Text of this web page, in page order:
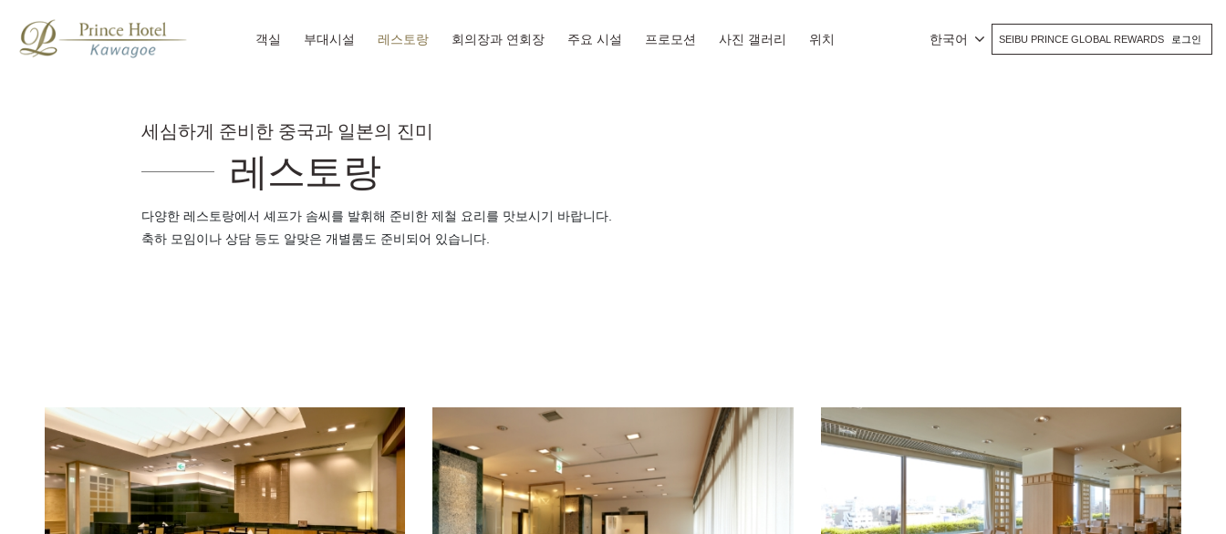
객실 부대시설 레스토랑 회의장과 연회장 주요 시설 프로모션 사진 갤러리 위치 한국어 SEIBU PRINCE GLOBAL REWARDS 로그인
세심하게 준비한 중국과 일본의 진미
레스토랑
다양한 레스토랑에서 셰프가 솜씨를 발휘해 준비한 제철 요리를 맛보시기 바랍니다.
축하 모임이나 상담 등도 알맞은 개별룸도 준비되어 있습니다.